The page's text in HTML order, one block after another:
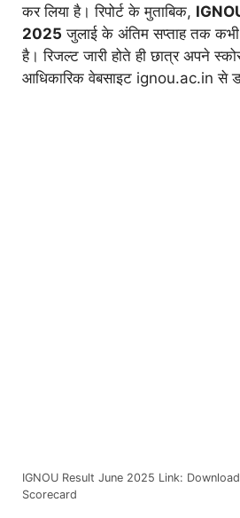
कर लिया है। रिपोर्ट के मुताबिक,
2025 जुलाई के अंतिम सप्ताह तक कभी
है। रिजल्ट जारी होते ही छात्र अपने
आधिकारिक वेबसाइट ignou.ac.in से
IGNOU Result June 2025 Link:
Scorecard